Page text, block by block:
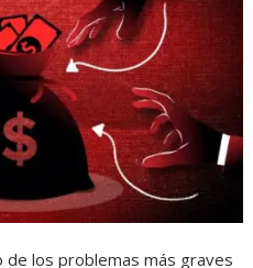
de los problemas más graves